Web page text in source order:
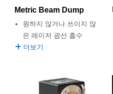
Metric Beam Dump
원하지 않거나 쓰이지 않
은 레이저 광선 흡수
더보기